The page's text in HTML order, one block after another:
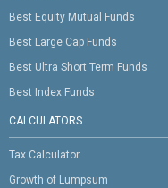
Best Equity Mutual Funds
Best Large Cap Funds
Best Ultra Short Term Funds
Best Index Funds
CALCULATORS
Tax Calculator
Growth of Lumpsum